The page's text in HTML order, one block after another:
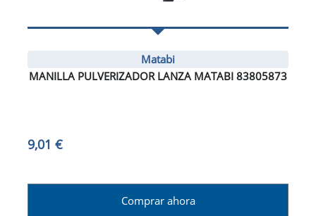
Matabi
MANILLA PULVERIZADOR LANZA MATABI 83805873
9,01 €
Comprar ahora